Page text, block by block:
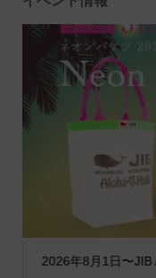
2026年8月1日〜JIB